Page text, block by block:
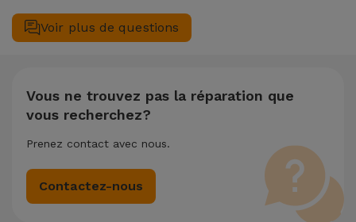
des fichiers.
complète de votre équipement. Si votre Huawei Série P
Smart P Smart nécessite deux ou plusieurs interventions
chère.
Voir plus de questions
Vous ne trouvez pas la réparation que
vous recherchez?
Prenez contact avec nous.
Contactez-nous